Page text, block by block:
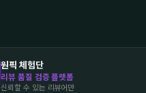
원픽 체험단
리뷰 품질 검증 플랫폼
신뢰할 수 있는 리뷰어만